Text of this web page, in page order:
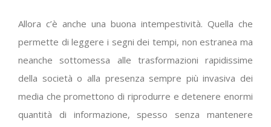
Allora c’è anche una buona intempestività. Quella che
permette di leggere i segni dei tempi, non estranea ma
neanche sottomessa alle trasformazioni rapidissime
della società o alla presenza sempre più invasiva dei
media che promettono di riprodurre e detenere enormi
quantità di informazione, spesso senza mantenere